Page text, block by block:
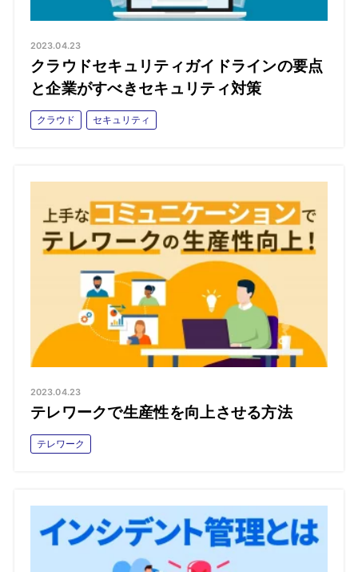
2023.04.23
クラウドセキュリティガイドラインの要点
と企業がすべきセキュリティ対策
クラウド セキュリティ
2023.04.23
テレワークで生産性を向上させる方法
テレワーク